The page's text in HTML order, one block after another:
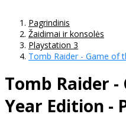
Pagrindinis
Žaidimai ir konsolės
Playstation 3
Tomb Raider - Game of
Tomb Raider
Year Edition -